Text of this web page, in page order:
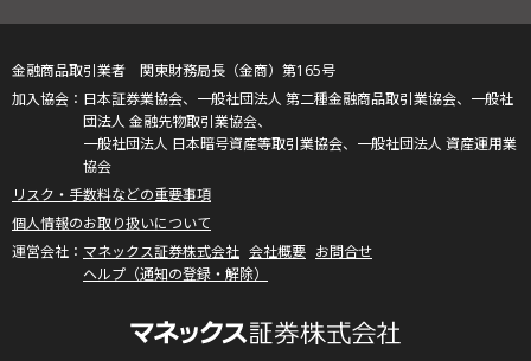
金融商品取引業者 関東財務局長（金商）第165号
日本証券業協会、一般社団法人 第二種金融商品取引業協会、一般社
団法人 金融先物取引業協会、
一般社団法人 日本暗号資産等取引業協会、一般社団法人 資産運用業
協会
リスク・手数料などの重要事項
個人情報のお取り扱いについて
マネックス証券株式会社 会社概要 お問合せ
ヘルプ（通知の登録・解除）